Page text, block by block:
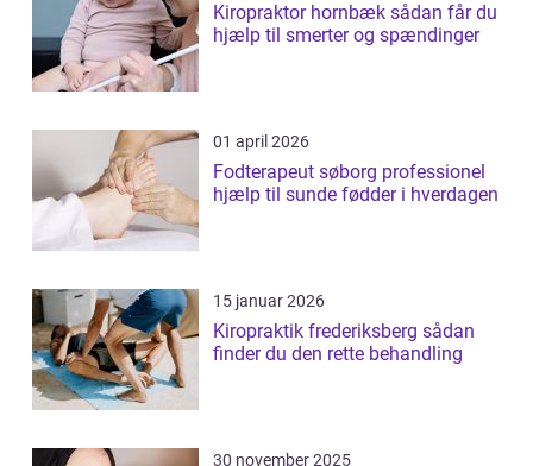
Kiropraktor hornbæk sådan får du
hjælp til smerter og spændinger
01 april 2026
Fodterapeut søborg professionel
hjælp til sunde fødder i hverdagen
15 januar 2026
Kiropraktik frederiksberg sådan
finder du den rette behandling
30 november 2025